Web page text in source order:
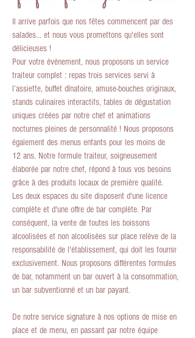
Il arrive parfois que nos fêtes commencent par des
salades... et nous vous promettons qu'elles sont
délicieuses !
Pour votre événement, nous proposons un service
traiteur complet : repas trois services servi à
l’assiette, buffet dînatoire, amuse-bouches originaux,
stands culinaires interactifs, tables de dégustation
uniques créées par notre chef et animations
nocturnes pleines de personnalité ! Nous proposons
également des menus enfants pour les moins de
12 ans. Notre formule traiteur, soigneusement
élaborée par notre chef, répond à tous vos besoins
grâce à des produits locaux de première qualité.
Les deux espaces du site disposent d'une licence
complète et d'une offre de bar complète. Par
conséquent, la vente de toutes les boissons
alcoolisées et non alcoolisées sur place relève de la
responsabilité de l'établissement, qui doit les fournir
exclusivement. Nous proposons différentes formules
de bar, notamment un bar ouvert à la consommation,
un bar subventionné et un bar payant.
De notre service signature à nos options de mise en
place et de menu, en passant par notre équipe